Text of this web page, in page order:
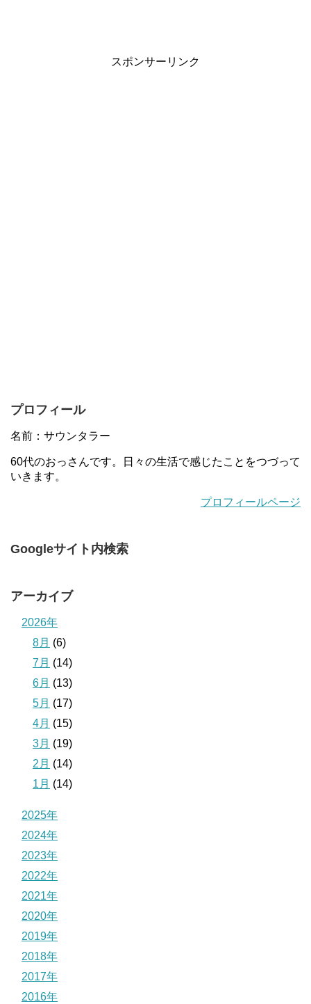
スポンサーリンク
プロフィール
名前：サウンタラー
60代のおっさんです。日々の生活で感じたことをつづって
いきます。
プロフィールページ
Googleサイト内検索
アーカイブ
2026年
8月 (6)
7月 (14)
6月 (13)
5月 (17)
4月 (15)
3月 (19)
2月 (14)
1月 (14)
2025年
2024年
2023年
2022年
2021年
2020年
2019年
2018年
2017年
2016年